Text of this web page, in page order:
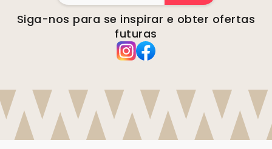
Siga-nos para se inspirar e obter ofertas
futuras